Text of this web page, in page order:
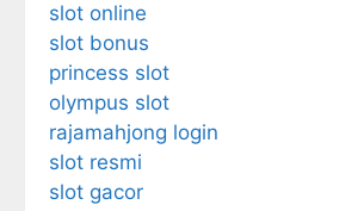
slot online
slot bonus
princess slot
olympus slot
rajamahjong login
slot resmi
slot gacor